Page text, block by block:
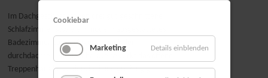
Im Dachgeschoss stehen drei gut geschnittene
Schlafzimmer sowie ein modern ausgestattetes
Badezimmer zur Verfügung. Dank der
durchdachten Pultdachbauweise wirkt das offene
Treppenhaus besonders hell und großzügig – ein
Cookiebar
Marketing Details einblenden